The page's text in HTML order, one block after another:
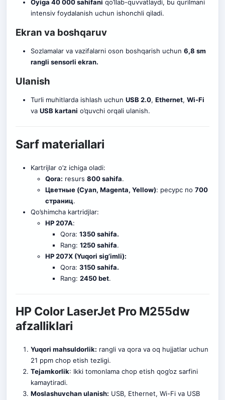
Oyiga 40 000 sahifani qo’llab-quvvatlaydi, bu qurilmani
intensiv foydalanish uchun ishonchli qiladi.
Ekran va boshqaruv
Sozlamalar va vazifalarni oson boshqarish uchun 6,8 sm
rangli sensorli ekran.
Ulanish
Turli muhitlarda ishlash uchun USB 2.0, Ethernet, Wi-Fi
va USB kartani o’quvchi orqali ulanish.
Sarf materiallari
Kartrijlar o’z ichiga oladi:
Qora: resurs800 sahifa.
Цветные (Cyan, Magenta, Yellow): ресурс по700
страниц.
Qo’shimcha kartridjlar:
HP 207A:
Qora:1350 sahifa.
Rang:1250 sahifa.
HP 207X (Yuqori sig’imli):
Qora:3150 sahifa.
Rang:2450 bet.
HP Color LaserJet Pro M255dw
afzalliklari
Yuqori mahsuldorlik: rangli va qora va oq hujjatlar uchun
21 ppm chop etish tezligi.
Tejamkorlik: Ikki tomonlama chop etish qog’oz sarfini
kamaytiradi.
Moslashuvchan ulanish: USB, Ethernet, Wi-Fi va USB